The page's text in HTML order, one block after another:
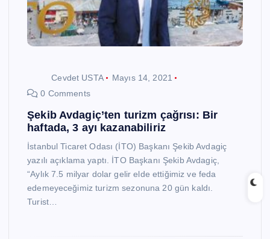
Cevdet USTA
Mayıs 14, 2021
0 Comments
Şekib Avdagiç’ten turizm çağrısı: Bir
haftada, 3 ayı kazanabiliriz
İstanbul Ticaret Odası (İTO) Başkanı Şekib Avdagiç
yazılı açıklama yaptı. İTO Başkanı Şekib Avdagiç,
“Aylık 7.5 milyar dolar gelir elde ettiğimiz ve feda
edemeyeceğimiz turizm sezonuna 20 gün kaldı.
Turist…